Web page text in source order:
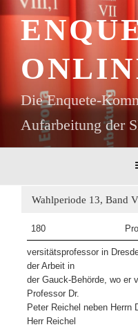
Inhalt
springen
Die Enquete-
Aufarbeitung der
Wahlperiode 13, Band
180
versitätsprofessor in
der Arbeit in
der Gauck-Behörde, wo er
Professor Dr.
Peter Reichel neben Herrn
Herr Reichel